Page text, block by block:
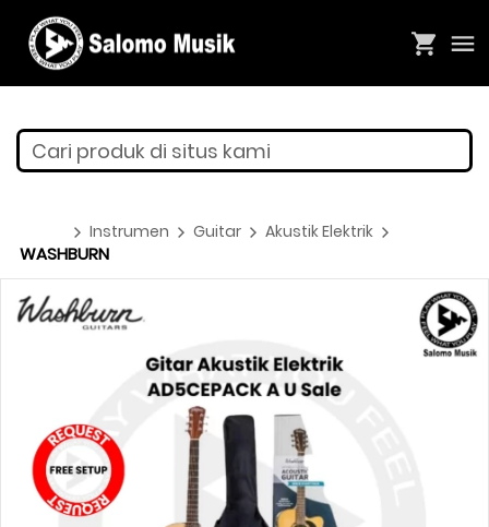
Cari produk di situs kami
Instrumen Guitar Akustik Elektrik
WASHBURN